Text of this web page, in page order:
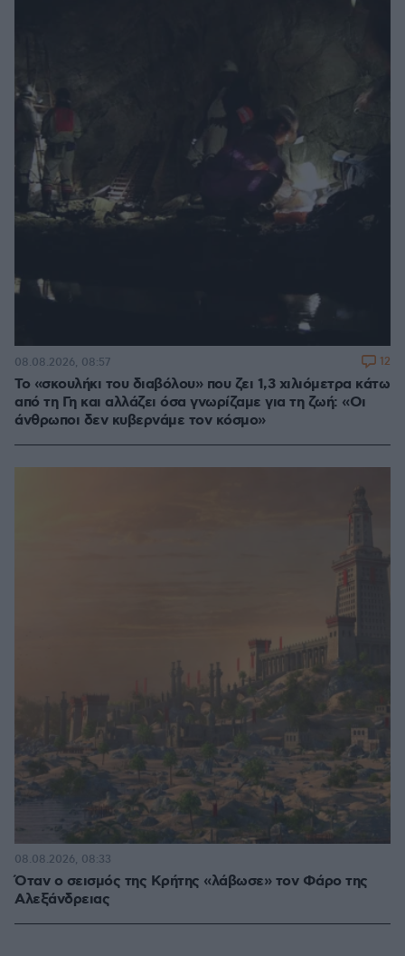
Το «σκουλήκι του διαβόλου» που ζει 1,3 χιλιόμετρα κάτω
από τη Γη και αλλάζει όσα γνωρίζαμε για τη ζωή: «Οι
άνθρωποι δεν κυβερνάμε τον κόσμο»
08.08.2026, 08:57 12
Όταν ο σεισμός της Κρήτης «λάβωσε» τον Φάρο της
Αλεξάνδρειας
08.08.2026, 08:33